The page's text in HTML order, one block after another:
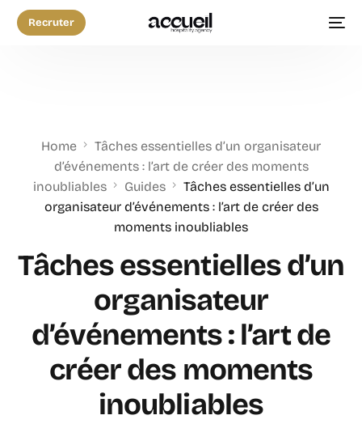
Recruter
Home
Tâches essentielles d’un organisateur
d’événements : l’art de créer des moments
inoubliables
Guides
Tâches essentielles d’un
organisateur d’événements : l’art de créer des
moments inoubliables
Tâches essentielles d’un
organisateur
d’événements : l’art de
créer des moments
inoubliables